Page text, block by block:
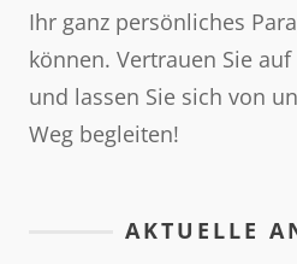
Ihr ganz persönliches
können. Vertrauen Sie
und lassen Sie sich von
Weg begleiten!
AKTUELLE